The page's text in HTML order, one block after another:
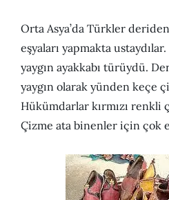
Orta Asya’da Türkler
eşyaları yapmakta
yaygın ayakkabı türüydü.
yaygın olarak yünden keçe
Hükümdarlar kırmızı renkli
Çizme ata binenler için çok